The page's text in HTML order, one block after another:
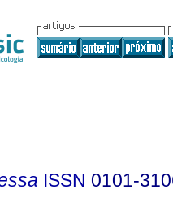
ISSN 0101-